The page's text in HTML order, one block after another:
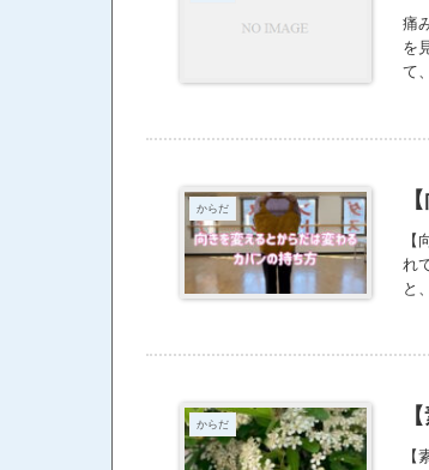
痛
を
て
からだ
れ
と
からだ